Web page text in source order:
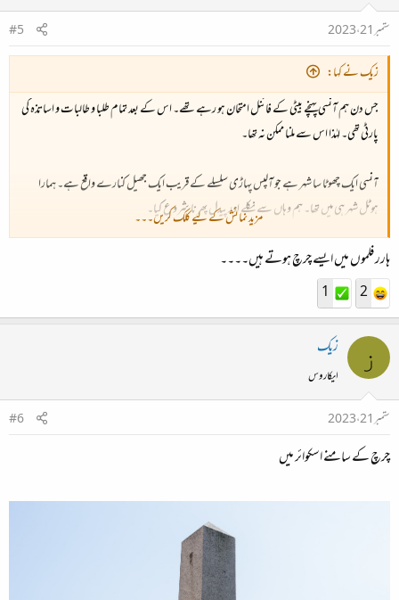
ستمبر 21، 2023
#5
زیک نے کہا:
جس دن ہم آنسی پہنچے بیٹی کے فائنل امتحان ہو رہے تھے۔ اس کے بعد تمام طلبا و طالبات و اساتذہ کی
پارٹی تھی۔ لہٰذا اس سے ملنا ممکن نہ تھا۔
آنسی ایک چھوٹا سا شہر ہے جو آلپس پہاڑی سلسلے کے قریب ایک جھیل کنارے واقع ہے۔ ہمارا
ہوٹل شہر ہی میں تھا۔ ہم وہاں سے نکلے اور پیدل پھرنا شروع کیا۔
یہ چرچ انقلاب فرانس میں ٹوٹ پھوٹ کا شکار ہو گیا تھا اور انیسویں صدی میں دوبارہ تعمیر کیا گیا۔
مزید نمائش کے لیے کلک کریں۔۔۔
ہارر فلموں میں ایسے چرچ ہوتے ہیں۔۔۔۔
2
1
ز زیک
ایکاروس
ستمبر 21، 2023
#6
چرچ کے سامنے اسکوائر میں